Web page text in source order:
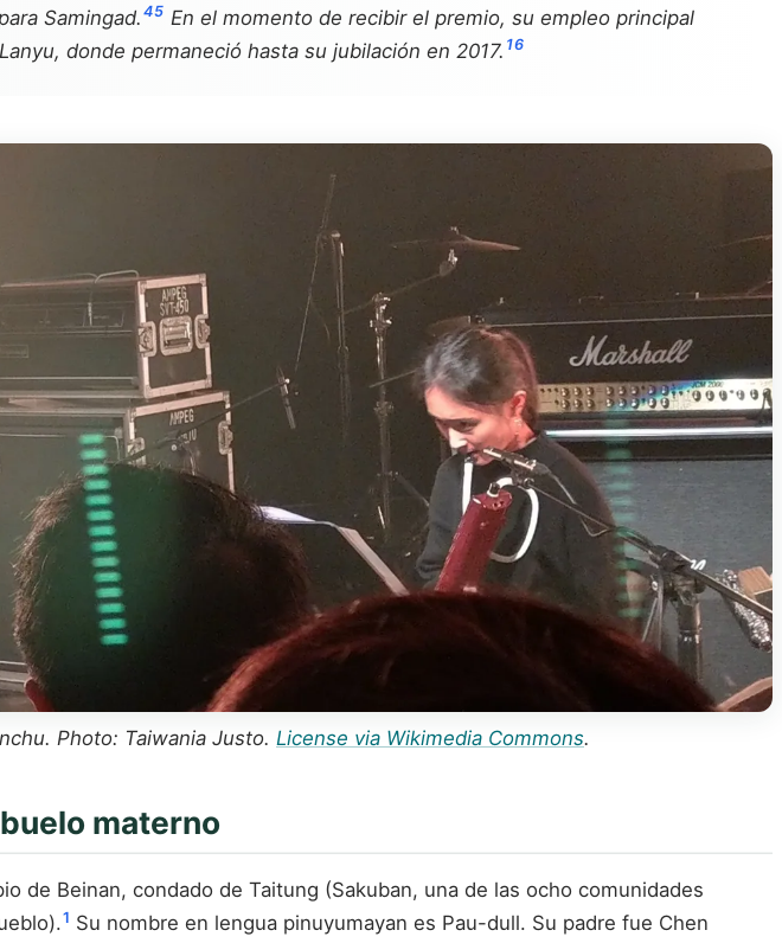
Samingad. 45 En el momento de recibir el premio, su empleo principal
donde permaneció hasta su jubilación en 2017. 16
Photo: Taiwania Justo. License via Wikimedia Commons.
materno
de Beinan, condado de Taitung (Sakuban, una de las ocho comunidades
1 Su nombre en lengua pinuyumayan es Pau-dull. Su padre fue Chen